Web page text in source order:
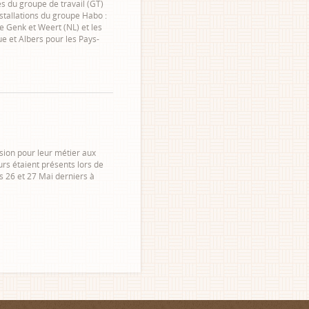
du groupe de travail (GT)
du groupe Habo :
Genk et Weert (NL) et les
et Albers pour les Pays-
pour leur métier aux
étaient présents lors de
26 et 27 Mai derniers à